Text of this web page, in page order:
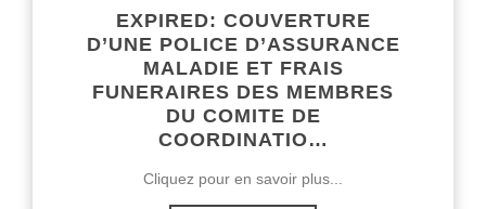
EXPIRED: COUVERTURE
D’UNE POLICE D’ASSURANCE
MALADIE ET FRAIS
FUNERAIRES DES MEMBRES
DU COMITE DE
COORDINATIO…
Cliquez pour en savoir plus...